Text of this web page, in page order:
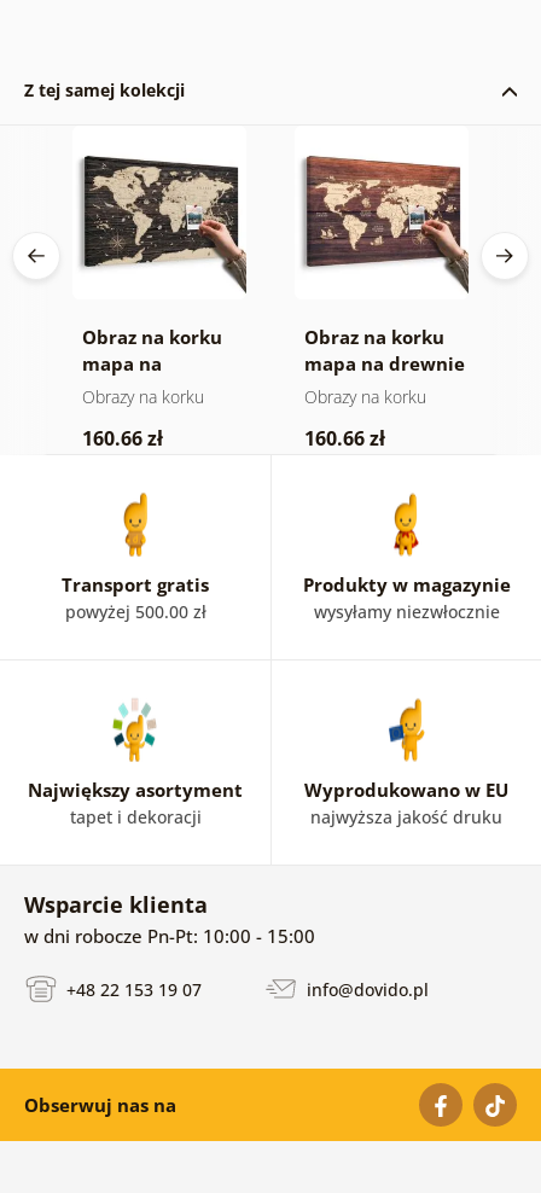
Z tej samej kolekcji
Obraz na korku
mapa na
drewnianym tle
Obrazy na korku
160.66 zł
Obraz na korku
mapa na drewnie
Obrazy na korku
160.66 zł
Transport gratis
powyżej 500.00 zł
Produkty w magazynie
wysyłamy niezwłocznie
Największy asortyment
tapet i dekoracji
Wyprodukowano w EU
najwyższa jakość druku
Wsparcie klienta
w dni robocze Pn-Pt: 10:00 - 15:00
+48 22 153 19 07 info@dovido.pl
Obserwuj nas na